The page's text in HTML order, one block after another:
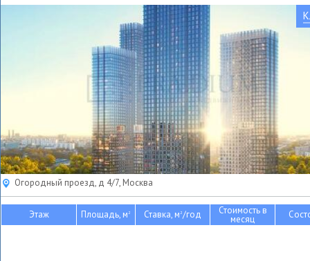
Огородный проезд, д 4/7, Москва
Этаж Площадь, м2 Ставка, м2/год Стоимость в
месяц